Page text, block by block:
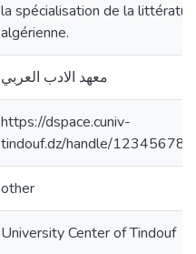
la spécialisation de la
algérienne.
معهد الادب العربي
https://dspace.cuniv-
tindouf.dz/handle/
other
University Center of Tindouf